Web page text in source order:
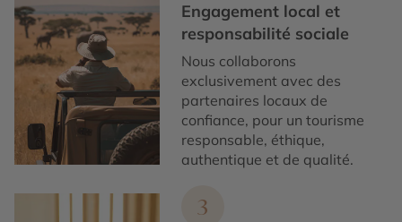
Engagement local et
responsabilité sociale
Nous collaborons
exclusivement avec des
partenaires locaux de
confiance, pour un tourisme
responsable, éthique,
authentique et de qualité.
3